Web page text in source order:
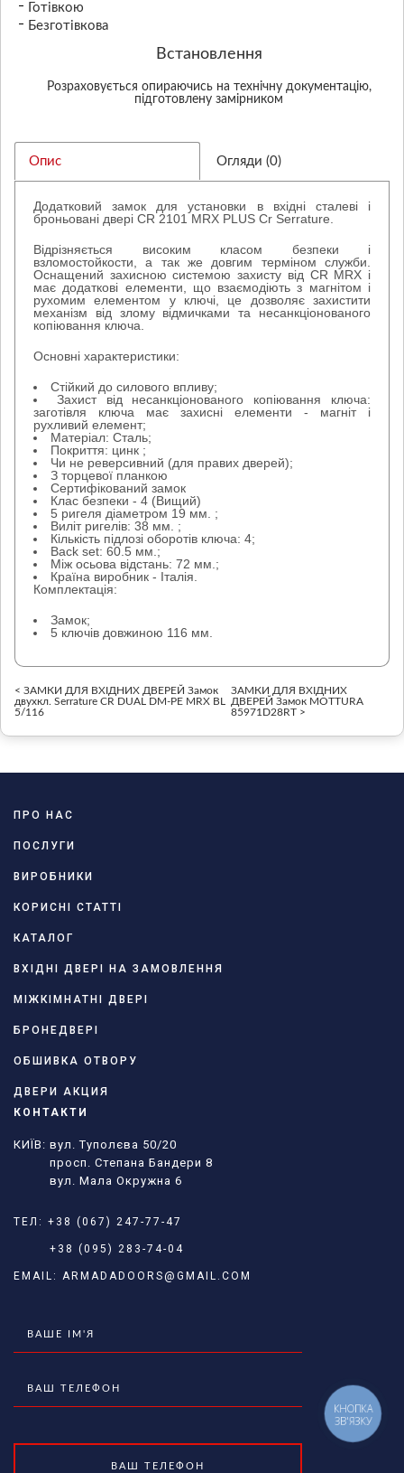
Готівкою
Безготівкова
Встановлення
Розраховується опираючись на технічну документацію,
підготовлену замірником
Опис Огляди (0)
Додатковий замок для установки в вхідні сталеві і
броньовані двері CR 2101 MRX PLUS Cr Serrature
Відрізняється високим класом безпеки і
взломостойкости, а так же довгим терміном служби.
Оснащений захисною системою захисту від CR MRX і
має додаткові елементи, що взаємодіють з магнітом і
рухомим елементом у ключі, це дозволяє захистити
механізм від злому відмичками та несанкціонованого
копіювання ключа.
Основні характеристики:
Стійкий до силового впливу;
Захист від несанкціонованого копіювання ключа:
заготівля ключа має захисні елементи - магніт і
рухливий елемент;
Матеріал: Сталь;
Покриття: цинк ;
Чи не реверсивний (для правих дверей);
З торцевої планкою
Сертифікований замок
Клас безпеки - 4 (Вищий)
5 ригеля діаметром 19 мм. ;
Виліт ригелів: 38 мм. ;
Кількість підлозі оборотів ключа: 4;
Back set: 60.5 мм.;
Між осьова відстань: 72 мм.;
Країна виробник - Італія.
Комплектація:
Замок;
5 ключів довжиною 116 мм.
< ЗАМКИ ДЛЯ ВХІДНИХ ДВЕРЕЙ Замок
двухкл. Serrature CR DUAL DM-PE MRX BL
5/116
ЗАМКИ ДЛЯ ВХІДНИХ
ДВЕРЕЙ Замок MOTTURA
85971D28RT >
ПРО НАС
ПОСЛУГИ
ВИРОБНИКИ
КОРИСНІ СТАТТІ
КАТАЛОГ
ВХІДНІ ДВЕРІ НА ЗАМОВЛЕННЯ
МІЖКІМНАТНІ ДВЕРІ
БРОНЕДВЕРІ
ОБШИВКА ОТВОРУ
ДВЕРИ АКЦИЯ
КОНТАКТИ
КИЇВ: вул. Туполєва 50/20
просп. Степана Бандери 8
вул. Мала Окружна 6
ТЕЛ: +38 (067) 247-77-47
+38 (095) 283-74-04
EMAIL: ARMADADOORS@GMAIL.COM
КНОПКА
ЗВ'ЯЗКУ